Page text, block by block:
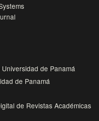
de Panamá
de Panamá
de Revistas Académicas